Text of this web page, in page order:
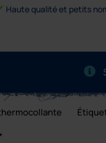
Haute qualité et petits